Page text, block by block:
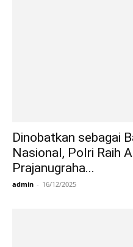
Dinobatkan sebagai
Nasional, Polri Raih
Prajanugraha...
admin - 16/12/2025